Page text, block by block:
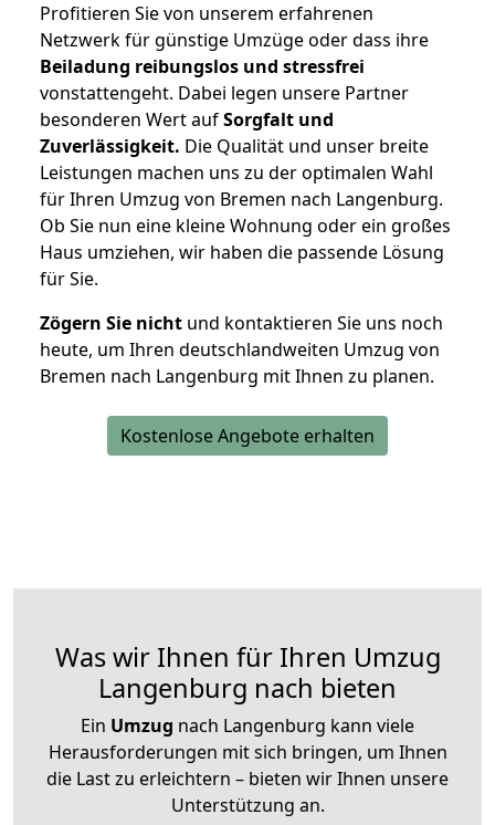
Profitieren Sie von unserem erfahrenen
Netzwerk für günstige Umzüge oder dass ihre
Beiladung reibungslos und stressfrei
vonstattengeht. Dabei legen unsere Partner
besonderen Wert aufSorgfalt und
Zuverlässigkeit. Die Qualität und unser breite
Leistungen machen uns zu der optimalen Wahl
für Ihren Umzug von Bremen nach Langenburg.
Ob Sie nun eine kleine Wohnung oder ein großes
Haus umziehen, wir haben die passende Lösung
für Sie.
Zögern Sie nicht und kontaktieren Sie uns noch
heute, um Ihren deutschlandweiten Umzug von
Bremen nach Langenburg mit Ihnen zu planen.
Kostenlose Angebote erhalten
Was wir Ihnen für Ihren Umzug
Langenburg nach bieten
Ein Umzug nach Langenburg kann viele
Herausforderungen mit sich bringen, um Ihnen
die Last zu erleichtern – bieten wir Ihnen unsere
Unterstützung an.